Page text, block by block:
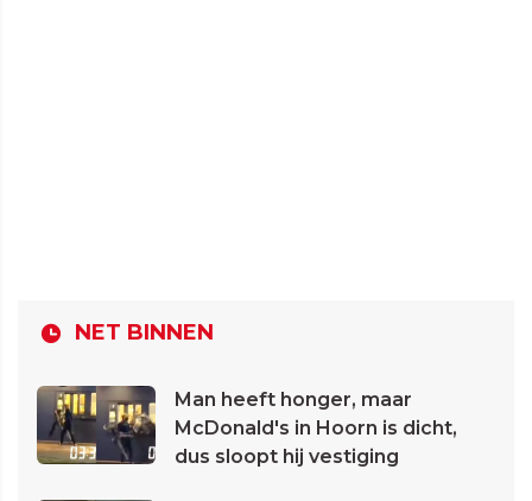
NET BINNEN
Man heeft honger, maar
McDonald's in Hoorn is dicht,
dus sloopt hij vestiging